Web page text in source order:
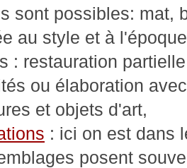
sont possibles: mat,
au style et à
: restauration
ou élaboration
et objets d'art,
: ici on est dans
posent